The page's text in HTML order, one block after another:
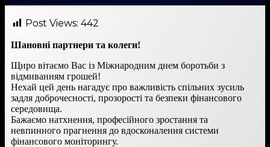
Post Views: 442
Шановні партнери та колеги!
Щиро вітаємо Вас із Міжнародним днем боротьби з
відмиванням грошей!
Нехай цей день нагадує про важливість спільних зусиль
задля доброчесності, прозорості та безпеки фінансового
середовища.
Бажаємо натхнення, професійного зростання та
невпинного прагнення до вдосконалення системи
фінансового моніторингу.